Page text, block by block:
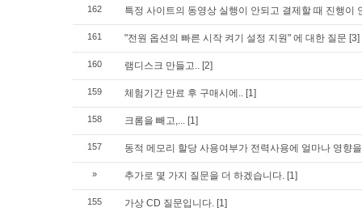
162 특정 사이트의 동영상 실행이 안되고 결제할 때 진행이
161 "전원 옵션의 빠른 시작 켜기 설정 지원" 에 대한 질문 [3]
160 램디스크 만들고.. [2]
159 체험기간 만료 후 구매시에.. [1]
158 크롬을 빼고,... [1]
157 동적 메모리 할당 사용여부가 전력사용에 얼마나 영향
» 추가로 몇 가지 질문을 더 하겠습니다. [1]
155 가상 CD 질문입니다. [1]